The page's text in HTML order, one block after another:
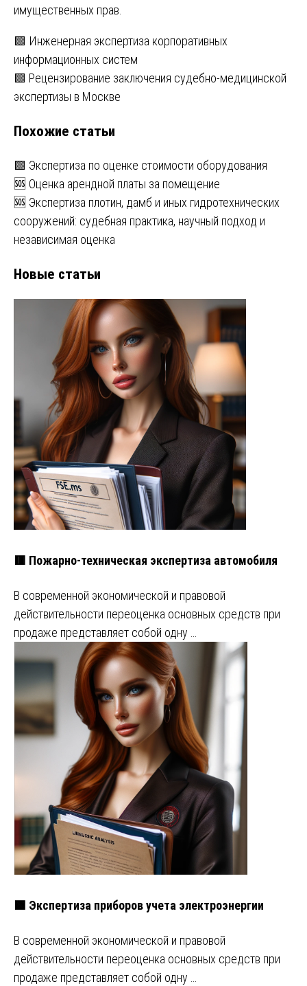
имущественных прав.
Навигация
по
записям
🟩 Инженерная экспертиза корпоративных
информационных систем
🟩 Рецензирование заключения судебно-медицинской
экспертизы в Москве
Похожие статьи
🟩 Экспертиза по оценке стоимости оборудования
🆘 Оценка арендной платы за помещение
🆘 Экспертиза плотин, дамб и иных гидротехнических
сооружений: судебная практика, научный подход и
независимая оценка
Новые статьи
🟥 Пожарно-техническая экспертиза автомобиля
В современной экономической и правовой
действительности переоценка основных средств при
продаже представляет собой одну …
🟩 Экспертиза приборов учета электроэнергии
В современной экономической и правовой
действительности переоценка основных средств при
продаже представляет собой одну …